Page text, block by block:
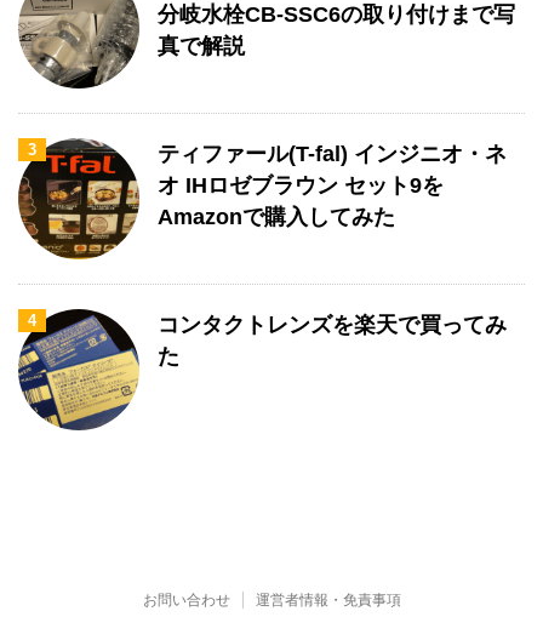
分岐水栓CB-SSC6の取り付けまで写
真で解説
3
ティファール(T-fal) インジニオ・ネ
オ IHロゼブラウン セット9を
Amazonで購入してみた
4
コンタクトレンズを楽天で買ってみ
た
お問い合わせ 運営者情報・免責事項